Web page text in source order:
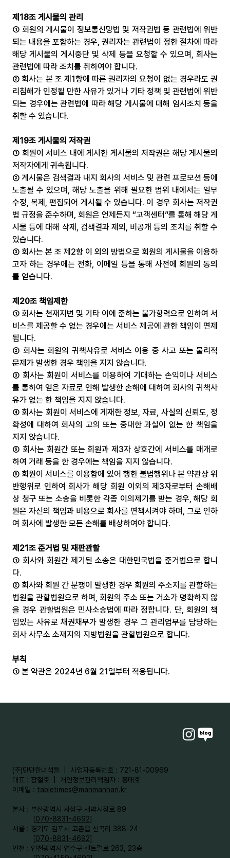
제18조 게시물의 관리
① 회원의 게시물이 정보통신망법 및 저작권법 등 관련법에 위반
되는 내용을 포함하는 경우, 권리자는 관련법이 정한 절차에 따라
해당 게시물의 게시중단 및 삭제 등을 요청할 수 있으며, 회사는
관련법에 따라 조치를 취하여야 합니다.
② 회사는 본 조 제1항에 따른 권리자의 요청이 없는 경우라도 권
리침해가 인정될 만한 사유가 있거나 기타 정책 및 관련법에 위반
되는 경우에는 관련법에 따라 해당 게시물에 대해 임시조치 등을
취할 수 있습니다.
제19조 게시물의 저작권
① 회원이 서비스 내에 게시한 게시물의 저작권은 해당 게시물의
저작자에게 귀속됩니다.
② 게시물은 검색결과 내지 회사의 서비스 및 관련 프로모션 등에
노출될 수 있으며, 해당 노출을 위해 필요한 범위 내에서는 일부
수정, 복제, 편집되어 게시될 수 있습니다. 이 경우 회사는 저작권
법 규정을 준수하며, 회원은 언제든지 “고객센터”를 통해 해당 게
시물 등에 대해 삭제, 검색결과 제외, 비공개 등의 조치를 취할 수
있습니다.
③ 회사는 본 조 제2항 이 외의 방법으로 회원의 게시물을 이용하
고자 하는 경우에는 전화, 이메일 등을 통해 사전에 회원의 동의
를 얻습니다.
제20조 책임제한
① 회사는 천재지변 및 기타 이에 준하는 불가항력으로 인하여 서
비스를 제공할 수 없는 경우에는 서비스 제공에 관한 책임이 면제
됩니다.
② 회사는 회원의 귀책사유로 서비스 이용 중 사고 또는 물리적
문제가 발생한 경우 책임을 지지 않습니다.
③ 회사는 회원이 서비스를 이용하여 기대하는 손익이나 서비스
를 통하여 얻은 자료로 인해 발생한 손해에 대하여 회사의 귀책사
유가 없는 한 책임을 지지 않습니다.
④ 회사는 회원이 서비스에 게재한 정보, 자료, 사실의 신뢰도, 정
확성에 대하여 회사의 고의 또는 중대한 과실이 없는 한 책임을
지지 않습니다.
⑤ 회사는 회원간 또는 회원과 제3자 상호간에 서비스를 매개로
하여 거래 등을 한 경우에는 책임을 지지 않습니다.
⑥ 회원이 서비스를 이용함에 있어 행한 불법행위나 본 약관상 위
반행위로 인하여 회사가 해당 회원 이외의 제3자로부터 손해배
상 청구 또는 소송을 비롯한 각종 이의제기를 받는 경우, 해당 회
원은 자신의 책임과 비용으로 회사를 면책시켜야 하며, 그로 인하
여 회사에 발생한 모든 손해를 배상하여야 합니다.
제21조 준거법 및 재판관할
① 회사와 회원간 제기된 소송은 대한민국법을 준거법으로 합니
다.
② 회사와 회원 간 분쟁이 발생한 경우 회원의 주소지를 관할하는
법원을 관할법원으로 하며, 회원의 주소 또는 거소가 명확하지 않
을 경우 관할법원은 민사소송법에 따라 정합니다. 단, 회원의 책
임있는 사유로 채권채무가 발생한 경우 그 관리업무를 담당하는
회사 사무소 소재지의 지방법원을 관할법원으로 합니다.
부칙
① 본 약관은 2024년 6월 21일부터 적용됩니다.
​(주)만만한녀석들 | 사업자등록번호 : 721-81-00969
대표 : 장철호 | 개인정보관리책임자 : 홍태호
이메일 : tabletimes@manmanhan.kr
본사 : 부산광역시 사상구 새벽시장로 89
[070-8831-4692]
서울 : 경기도 김포시 고촌읍 신곡리 388-24
[070-8831-4692]
인천 : 인천광역시 연수구 센트럴로 263, 23층